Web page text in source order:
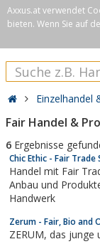
Axxus.at verwendet
bieten. Wenn Sie auf
Einzelhandel
Fair Handel &
6 Ergebnisse
Chic Ethic - Fair Trade
Handel mit Fair Trade Produkten,
Anbau und
Handwerk
Zerum - Fair, Bio and
ZERUM, das